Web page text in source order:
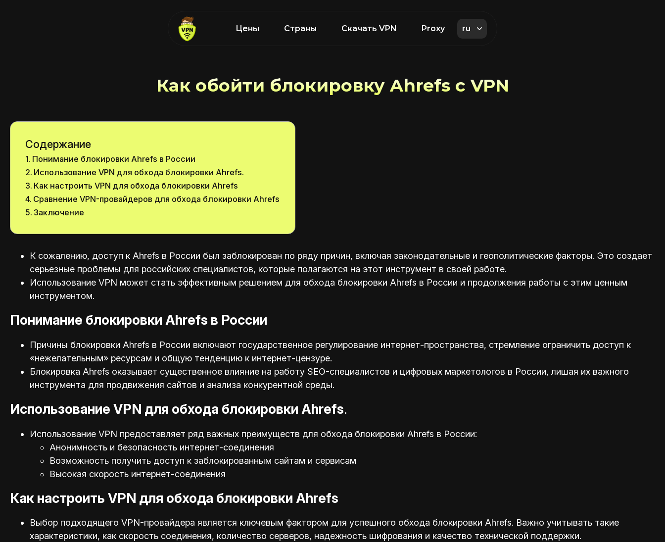
Цены Страны Скачать VPN Proxy ru
Как обойти блокировку Ahrefs с VPN
Содержание
Понимание блокировки Ahrefs в России
Использование VPN для обхода блокировки Ahrefs.
Как настроить VPN для обхода блокировки Ahrefs
Сравнение VPN-провайдеров для обхода блокировки Ahrefs
Заключение
К сожалению, доступ к Ahrefs в России был заблокирован по ряду причин, включая законодательные и геополитические факторы. Это создает
серьезные проблемы для российских специалистов, которые полагаются на этот инструмент в своей работе.
Использование VPN может стать эффективным решением для обхода блокировки Ahrefs в России и продолжения работы с этим ценным
инструментом.
Понимание блокировки Ahrefs в России
Причины блокировки Ahrefs в России включают государственное регулирование интернет-пространства, стремление ограничить доступ к
«нежелательным» ресурсам и общую тенденцию к интернет-цензуре.
Блокировка Ahrefs оказывает существенное влияние на работу SEO-специалистов и цифровых маркетологов в России, лишая их важного
инструмента для продвижения сайтов и анализа конкурентной среды.
Использование VPN для обхода блокировки Ahrefs.
Использование VPN предоставляет ряд важных преимуществ для обхода блокировки Ahrefs в России:
Анонимность и безопасность интернет-соединения
Возможность получить доступ к заблокированным сайтам и сервисам
Высокая скорость интернет-соединения
Как настроить VPN для обхода блокировки Ahrefs
Выбор подходящего VPN-провайдера является ключевым фактором для успешного обхода блокировки Ahrefs. Важно учитывать такие
характеристики, как скорость соединения, количество серверов, надежность шифрования и качество технической поддержки.